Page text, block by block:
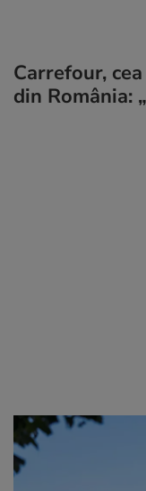
Carrefour,
din România: